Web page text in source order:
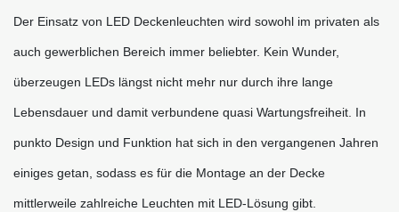
Der Einsatz von LED Deckenleuchten wird sowohl im privaten als
auch gewerblichen Bereich immer beliebter. Kein Wunder,
überzeugen LEDs längst nicht mehr nur durch ihre lange
Lebensdauer und damit verbundene quasi Wartungsfreiheit. In
punkto Design und Funktion hat sich in den vergangenen Jahren
einiges getan, sodass es für die Montage an der Decke
mittlerweile zahlreiche Leuchten mit LED-Lösung gibt.